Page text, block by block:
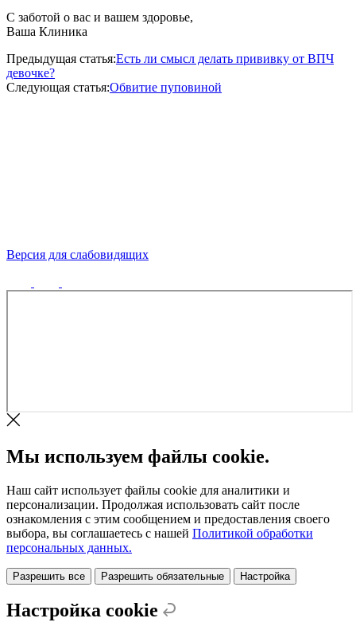
С заботой о вас и вашем здоровье,
Ваша Клиника
Предыдущая статья:Есть ли смысл делать прививку от ВПЧ
девочке?
Следующая статья:Обвитие пуповиной
Версия для слабовидящих
Мы используем файлы cookie.
Наш сайт использует файлы cookie для аналитики и
персонализации. Продолжая использовать сайт после
ознакомления с этим сообщением и предоставления своего
выбора, вы соглашаетесь с нашей Политикой обработки
персональных данных.
Разрешить все Разрешить обязательные Настройка
Настройка cookie